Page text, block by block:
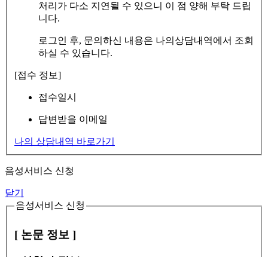
처리가 다소 지연될 수 있으니 이 점 양해 부탁 드립
니다.
로그인 후, 문의하신 내용은 나의상담내역에서 조회
하실 수 있습니다.
[접수 정보]
접수일시
답변받을 이메일
나의 상담내역 바로가기
음성서비스 신청
닫기
음성서비스 신청
[ 논문 정보 ]